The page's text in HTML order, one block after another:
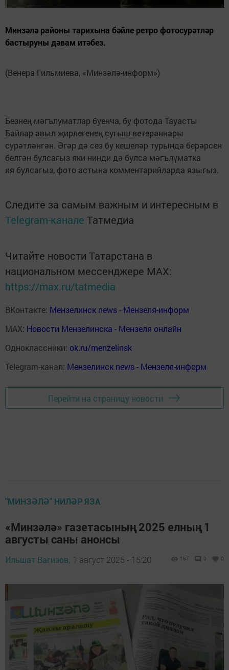
Минзәлә районы тарихына бәйле ретро фотосурәтләр
бастыруны дәвам итәбез.
(Венера Гильмиева, «Минзәлә-информ»)
Безнең мәгълүматлар буенча, бу фотода Тауасты
Байлар авыл җирлегенең сугыш ветераннары
сурәтләнгән. Әгәр дә сез бу кешеләр турында берәрсен
белгән булсагыз яки нинди дә булса мәгълүматка
ия булсагыз, фото астына комментарийларда языгыз.
Следите за самым важным и интересным в
Telegram-канале Татмедиа
Читайте новости Татарстана в
национальном мессенджере MАХ:
https://max.ru/tatmedia
ВКонтакте: Мензелинск news - Мензеля-информ
MAX: Новости Мензелинска - Мензеля онлайн
Одноклассники: ok.ru/menzelinsk
Telegram-канал: Мензелинск news - Мензеля-информ
Перейти на страницу новости
"МИНЗӘЛӘ" НИЛӘР ЯЗА
«Минзәлә» газетасының 2025 елның 1
августы саны анонсы
Ильшат Вагизов, 1 август 2025 - 15:20 167 0 0